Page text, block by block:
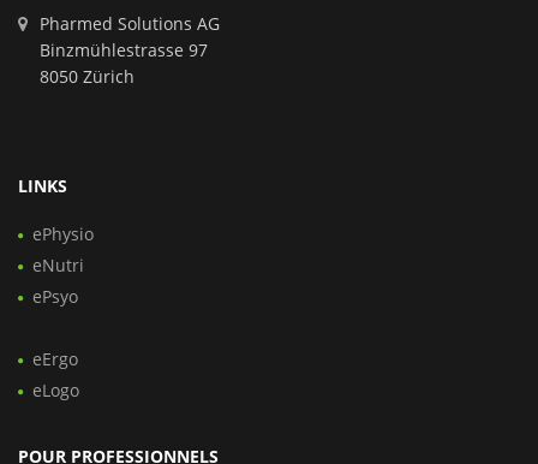
Pharmed Solutions AG
Binzmühlestrasse 97
8050 Zürich
LINKS
ePhysio
eNutri
ePsyo
eErgo
eLogo
POUR PROFESSIONNELS